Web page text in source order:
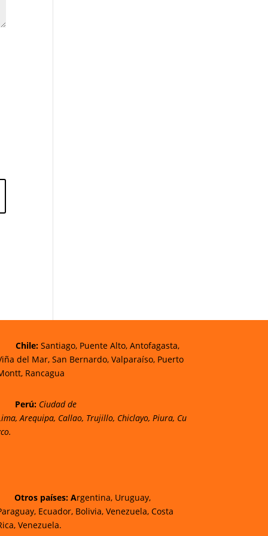
Chile:Santiago, Puente Alto, Antofagasta,
del Mar, San Bernardo, Valparaíso, Puerto
Rancagua
Perú: Ciudad de
,Arequipa, Callao, Trujillo, Chiclayo, Piura, Cu
Otros países: Argentina, Uruguay,
Ecuador, Bolivia, Venezuela, Costa
Venezuela.